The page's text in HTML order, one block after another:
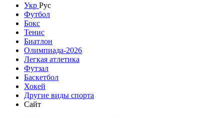
Укр Рус
Футбол
Бокс
Тенис
Биатлон
Олимпиада-2026
Легкая атлетика
Футзал
Баскетбол
Хокей
Другие виды спорта
Сайт